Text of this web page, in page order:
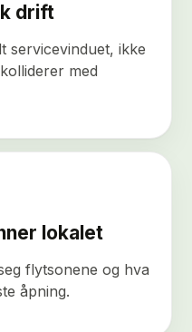
drift
servicevinduet, ikke
med
lokalet
flytsonene og hva
åpning.